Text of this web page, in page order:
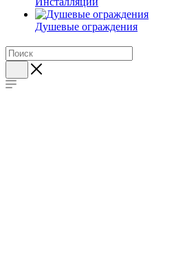
Душевые ограждения